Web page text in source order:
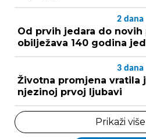
2 dana
Od prvih jedara do novih
obilježava 140 godina
3 dana
Životna promjena vratila
njezinoj prvoj ljubavi
Prikaži